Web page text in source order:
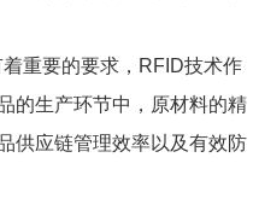
重要的要求，RFID技术作
的生产环节中，原材料的精
供应链管理效率以及有效防